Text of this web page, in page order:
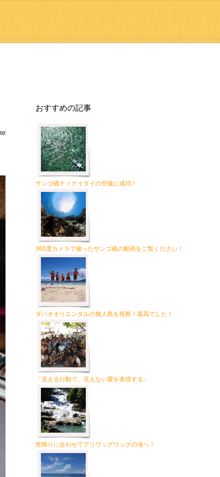
おすすめの記事
サンゴ礁ティナイタイの空撮に成功！
360度カメラで撮ったサンゴ礁の動画をご覧ください！
ダバオオリエンタルの無人島を視察！最高でした！
「見える行動で、見えない愛を表現する」
里帰りに合わせてアリワッグワッグの滝へ！